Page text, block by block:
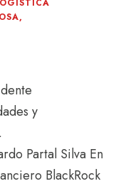
,
y
Partal Silva En
BlackRock